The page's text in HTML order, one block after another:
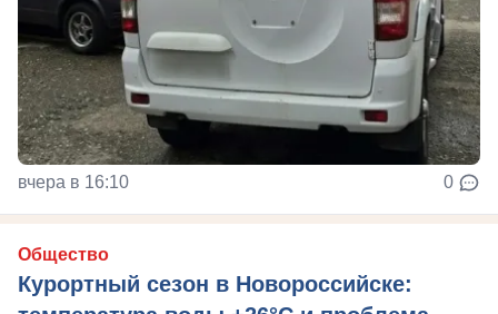
вчера в 16:10 0
Общество
Курортный сезон в Новороссийске: